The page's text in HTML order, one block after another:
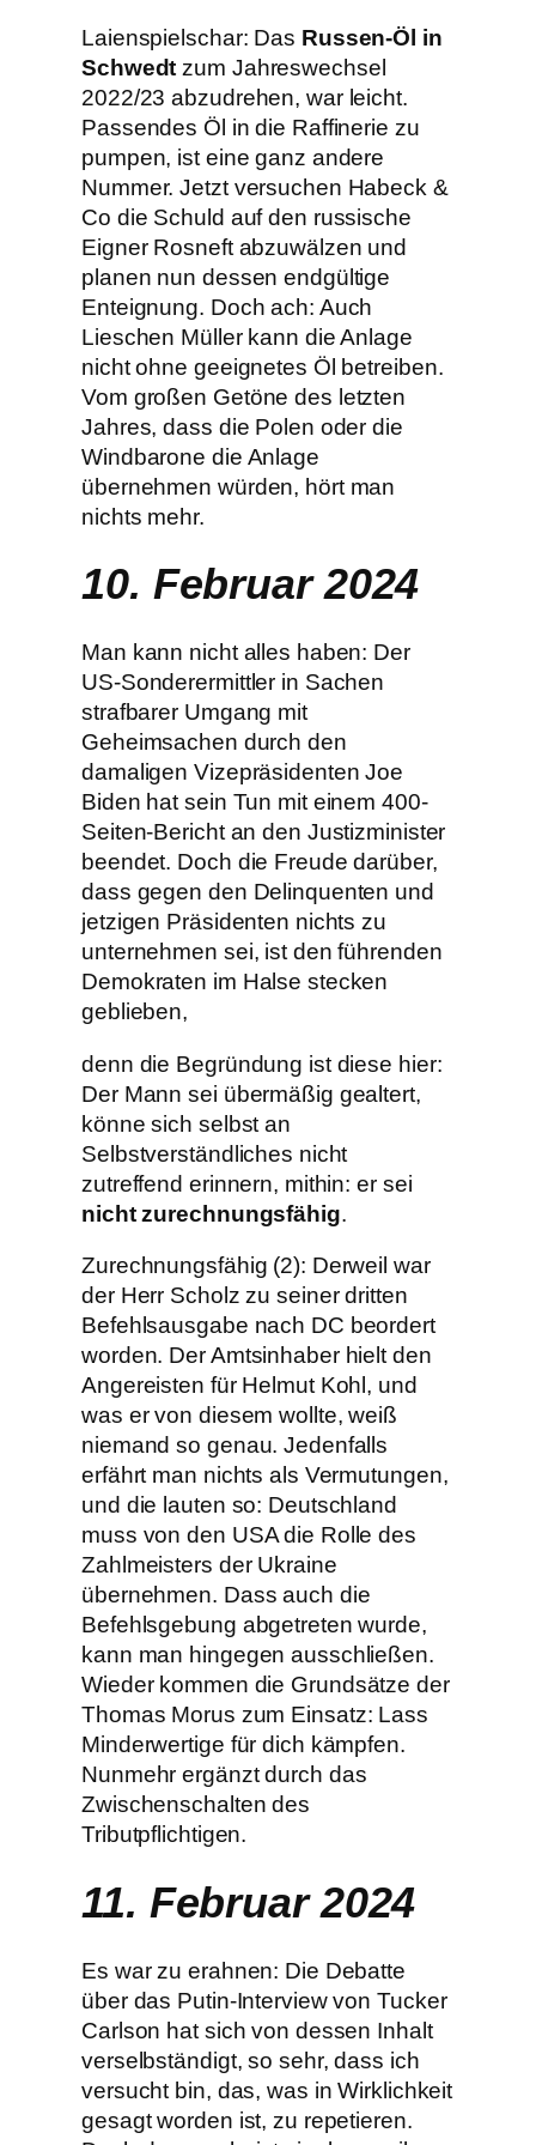
Laienspielschar: Das Russen-Öl in
Schwedtzum Jahreswechsel
2022/23 abzudrehen, war leicht.
Passendes Öl in die Raffinerie zu
pumpen, ist eine ganz andere
Nummer. Jetzt versuchen Habeck &
Co die Schuld auf den russische
Eigner Rosneft abzuwälzen und
planen nun dessen endgültige
Enteignung. Doch ach: Auch
Lieschen Müller kann die Anlage
nicht ohne geeignetes Öl betreiben.
Vom großen Getöne des letzten
Jahres, dass die Polen oder die
Windbarone die Anlage
übernehmen würden, hört man
nichts mehr.
10. Februar 2024
Man kann nicht alles haben: Der
US-Sonderermittler in Sachen
strafbarer Umgang mit
Geheimsachen durch den
damaligen Vizepräsidenten Joe
Biden hat sein Tun mit einem 400-
Seiten-Bericht an den Justizminister
beendet. Doch die Freude darüber,
dass gegen den Delinquenten und
jetzigen Präsidenten nichts zu
unternehmen sei, ist den führenden
Demokraten im Halse stecken
geblieben,
denn die Begründung ist diese hier:
Der Mann sei übermäßig gealtert,
könne sich selbst an
Selbstverständliches nicht
zutreffend erinnern, mithin: er sei
nicht zurechnungsfähig.
Zurechnungsfähig (2): Derweil war
der Herr Scholz zu seiner dritten
Befehlsausgabe nach DC beordert
worden. Der Amtsinhaber hielt den
Angereisten für Helmut Kohl, und
was er von diesem wollte, weiß
niemand so genau. Jedenfalls
erfährt man nichts als Vermutungen,
und die lauten so: Deutschland
muss von den USA die Rolle des
Zahlmeisters der Ukraine
übernehmen. Dass auch die
Befehlsgebung abgetreten wurde,
kann man hingegen ausschließen.
Wieder kommen die Grundsätze der
Thomas Morus zum Einsatz: Lass
Minderwertige für dich kämpfen.
Nunmehr ergänzt durch das
Zwischenschalten des
Tributpflichtigen.
11. Februar 2024
Es war zu erahnen: Die Debatte
über das Putin-Interview von Tucker
Carlson hat sich von dessen Inhalt
verselbständigt, so sehr, dass ich
versucht bin, das, was in Wirklichkeit
gesagt worden ist, zu repetieren.